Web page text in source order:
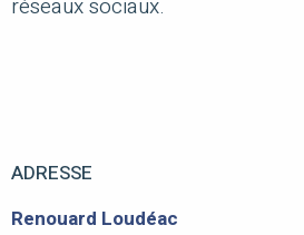
ADRESSE
Renouard Loudéac